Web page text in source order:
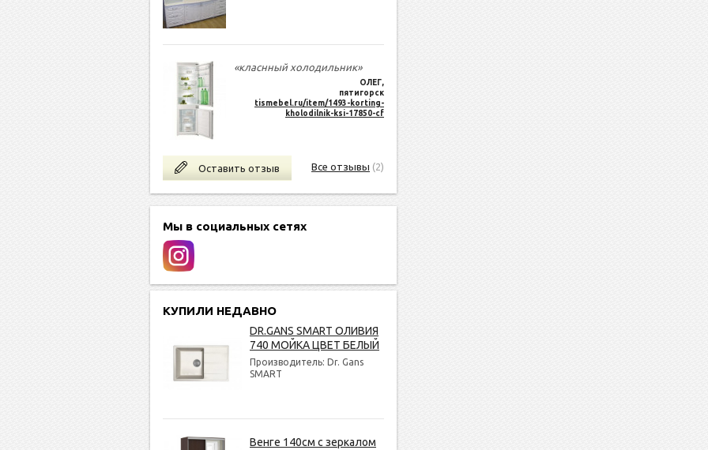
«класнный холодильник»
ОЛЕГ,
пятигорск
tismebel.ru/item/1493-korting-
kholodilnik-ksi-17850-cf
Оставить отзыв Все отзывы (2)
Мы в социальных сетях
КУПИЛИ НЕДАВНО
DR.GANS SMART ОЛИВИЯ
740 МОЙКА ЦВЕТ БЕЛЫЙ
Производитель: Dr. Gans
SMART
Венге 140см с зеркалом